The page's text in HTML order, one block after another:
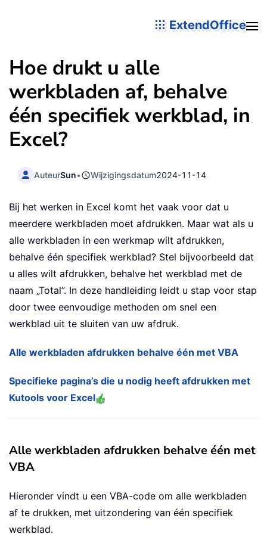
ExtendOffice
Hoe drukt u alle
werkbladen af, behalve
één specifiek werkblad, in
Excel?
AuteurSun• Wijzigingsdatum2024-11-14
Bij het werken in Excel komt het vaak voor dat u
meerdere werkbladen moet afdrukken. Maar wat als u
alle werkbladen in een werkmap wilt afdrukken,
behalve één specifiek werkblad? Stel bijvoorbeeld dat
u alles wilt afdrukken, behalve het werkblad met de
naam „Total”. In deze handleiding leidt u stap voor stap
door twee eenvoudige methoden om snel een
werkblad uit te sluiten van uw afdruk.
Alle werkbladen afdrukken behalve één met VBA
Specifieke pagina’s die u nodig heeft afdrukken met
Kutools voor Excel
Alle werkbladen afdrukken behalve één met
VBA
Hieronder vindt u een VBA-code om alle werkbladen
af te drukken, met uitzondering van één specifiek
werkblad.